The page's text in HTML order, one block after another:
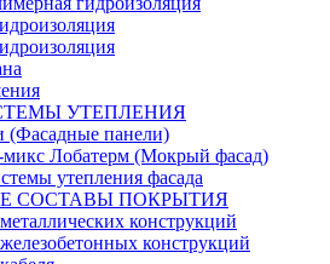
УТЕПЛЕНИЯ
(Фасадные панели)
Лобатерм (Мокрый фасад)
утепления фасада
СОСТАВЫ ПОКРЫТИЯ
конструкций
конструкций